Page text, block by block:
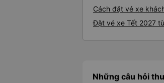
Cách đặt vé xe
Đặt vé xe Tết 2027
Những câu hỏi